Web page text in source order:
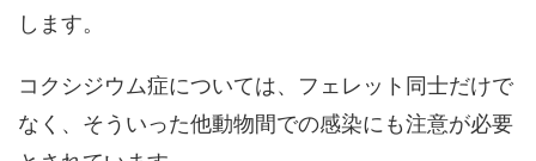
します。
コクシジウム症については、フェレット同士だけで
なく、そういった他動物間での感染にも注意が必要